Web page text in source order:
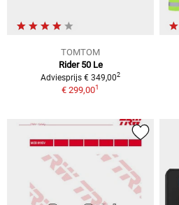
TOMTOM
Rider 50 Le
Adviesprijs € 349,002
€ 299,001